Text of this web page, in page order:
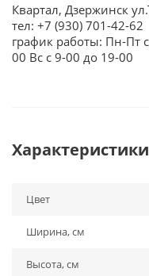
Квартал, Дзержинск
тел: +7 (930) 701-42-62
график работы: Пн-Пт
00 Вс с 9-00 до 19-00
Характеристики
Цвет
Ширина, см
Высота, см